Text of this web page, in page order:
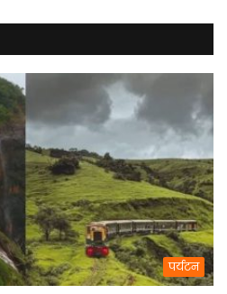
पर्यटन